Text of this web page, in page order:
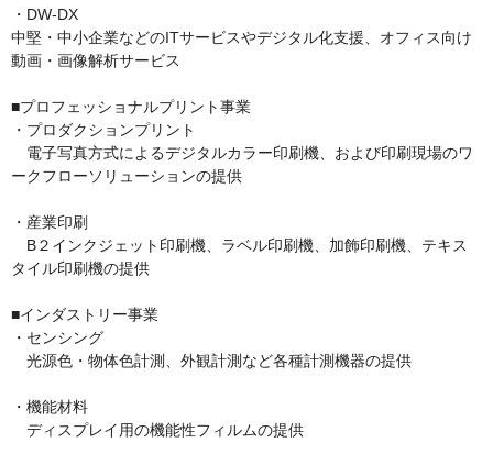
・DW-DX
中堅・中小企業などのITサービスやデジタル化支援、オフィス向け
動画・画像解析サービス
■プロフェッショナルプリント事業
・プロダクションプリント
電子写真方式によるデジタルカラー印刷機、および印刷現場のワ
ークフローソリューションの提供
・産業印刷
B２インクジェット印刷機、ラベル印刷機、加飾印刷機、テキス
タイル印刷機の提供
■インダストリー事業
・センシング
光源色・物体色計測、外観計測など各種計測機器の提供
・機能材料
ディスプレイ用の機能性フィルムの提供